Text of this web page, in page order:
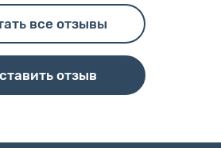
все отзывы
отзыв